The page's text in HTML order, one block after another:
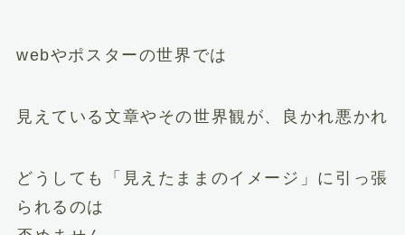
webやポスターの世界では
見えている文章やその世界観が、良かれ悪かれ
どうしても「見えたままのイメージ」に引っ張
られるのは